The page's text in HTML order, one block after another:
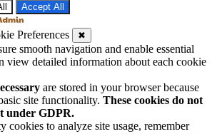
Accept All
Preferences
✖
smooth navigation and enable essential
view detailed information about each cookie
are stored in your browser because
site functionality. These cookies do not
under GDPR.
cookies to analyze site usage, remember